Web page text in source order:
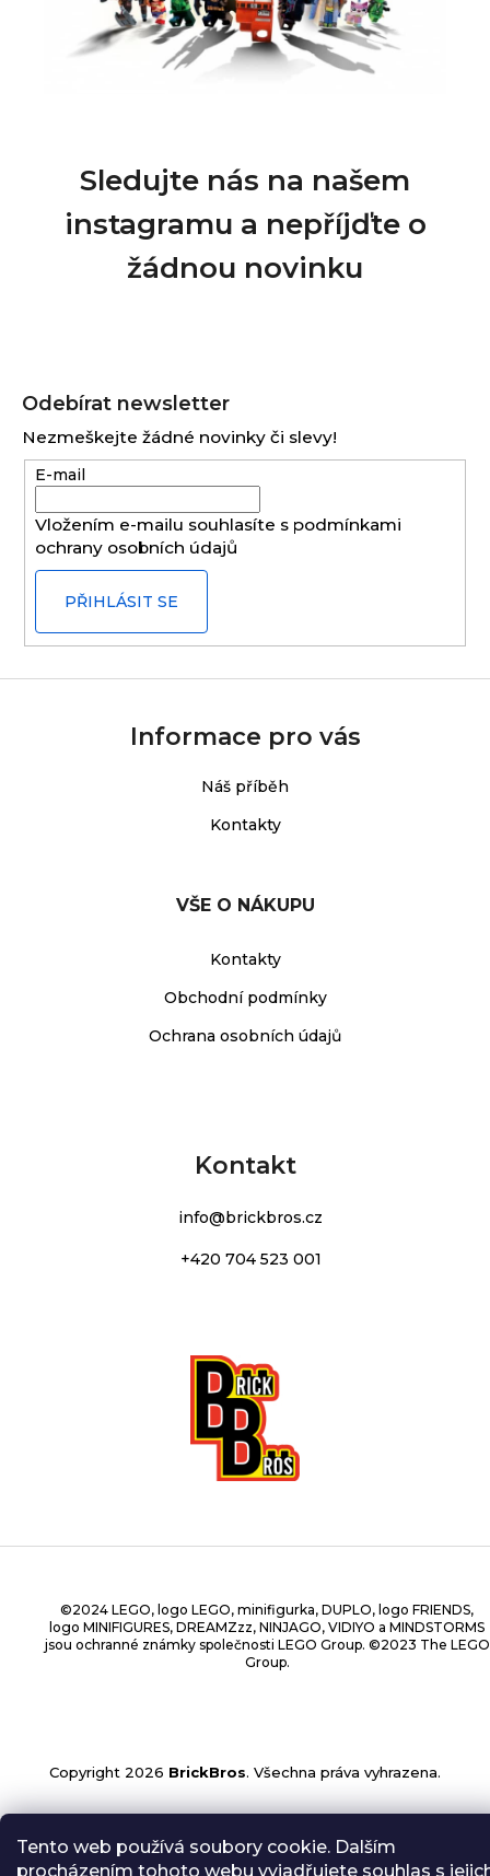
Tento web používá soubory cookie. Dalším
procházením tohoto webu vyjadřujete souhlas s
Sledujte nás na našem
instagramu a nepříjďte o
žádnou novinku
Odebírat newsletter
Nezmeškejte žádné novinky či slevy!
E-mail
Vložením e-mailu souhlasíte s podmínkami
ochrany osobních údajů
PŘIHLÁSIT SE
Informace pro vás
Náš příběh
Kontakty
VŠE O NÁKUPU
Kontakty
Obchodní podmínky
Ochrana osobních údajů
Kontakt
info@brickbros.cz
+420 704 523 001
©2024 LEGO, logo LEGO, minifigurka, DUPLO, logo FRIENDS,
logo MINIFIGURES, DREAMZzz, NINJAGO, VIDIYO a MINDSTORMS
jsou ochranné známky společnosti LEGO Group. ©2023 The LEGO
Group.
Copyright 2026 BrickBros. Všechna práva vyhrazena.